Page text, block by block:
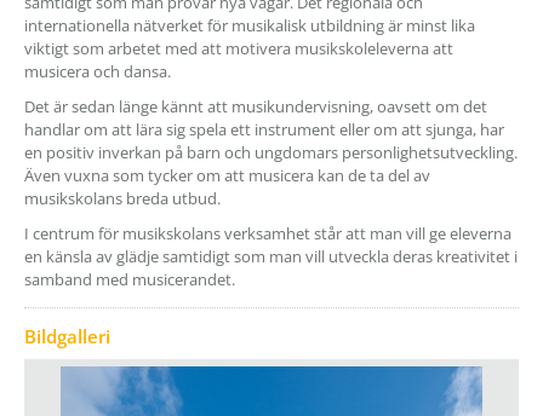
internationella nätverket för musikalisk utbildning är minst lika
viktigt som arbetet med att motivera musikskoleleverna att
musicera och dansa.
Det är sedan länge kännt att musikundervisning, oavsett om det
handlar om att lära sig spela ett instrument eller om att sjunga, har
en positiv inverkan på barn och ungdomars personlighetsutveckling.
Även vuxna som tycker om att musicera kan de ta del av
musikskolans breda utbud.
I centrum för musikskolans verksamhet står att man vill ge eleverna
en känsla av glädje samtidigt som man vill utveckla deras kreativitet i
samband med musicerandet.
Bildgalleri